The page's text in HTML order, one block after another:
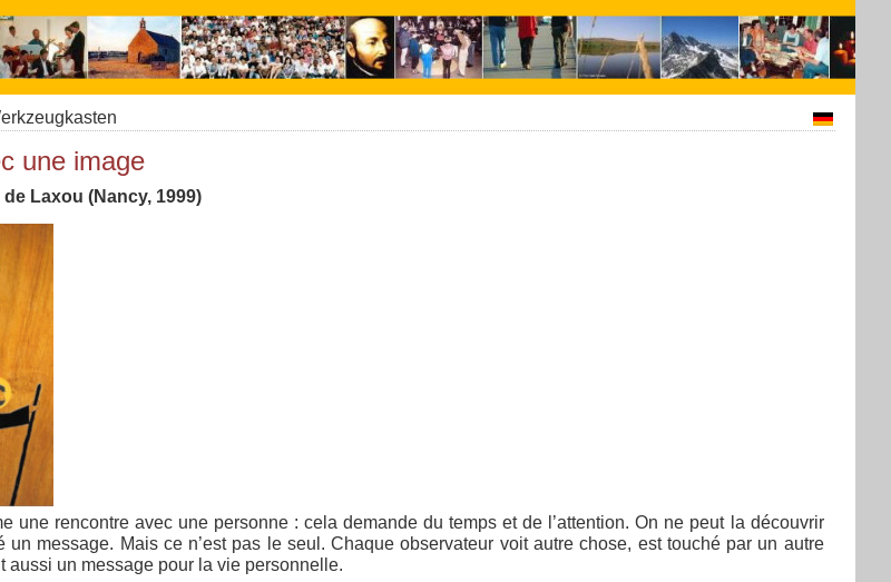
une image
Laxou (Nancy, 1999)
une rencontre avec une personne : cela demande du temps et de l’attention. On ne peut la découvrir
un message. Mais ce n’est pas le seul. Chaque observateur voit autre chose, est touché par un autre
aussi un message pour la vie personnelle.